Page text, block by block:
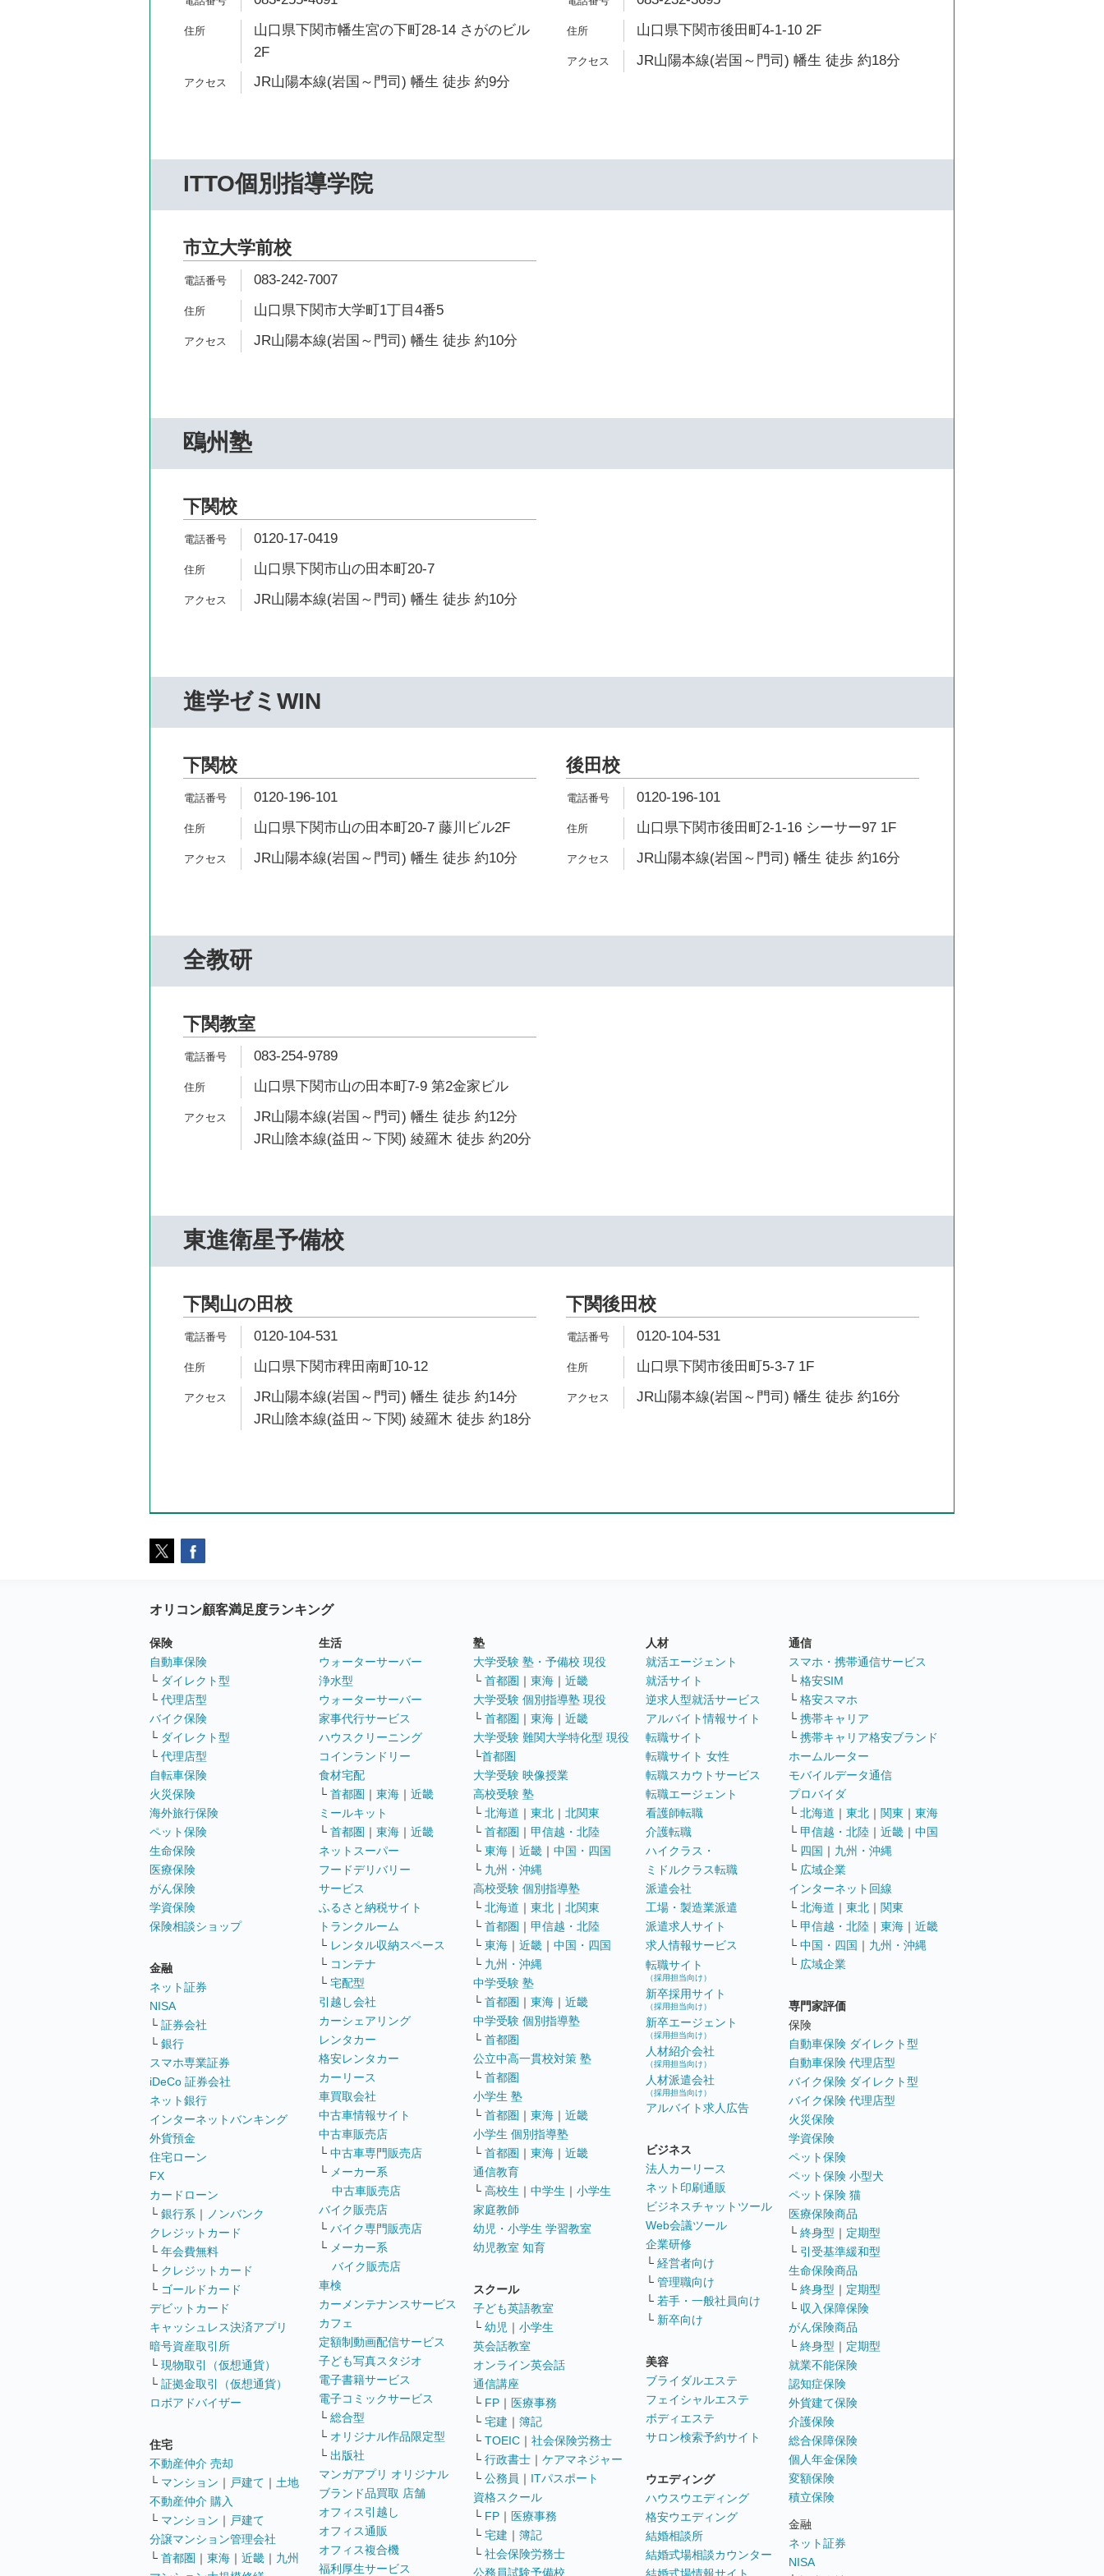
山口県下関市幡生宮の下町28-14 さがのビル
2F
JR山陽本線(岩国～門司) 幡生 徒歩 約9分
山口県下関市後田町4-1-10 2F
JR山陽本線(岩国～門司) 幡生 徒歩 約18分
ITTO個別指導学院
市立大学前校
083-242-7007
山口県下関市大学町1丁目4番5
JR山陽本線(岩国～門司) 幡生 徒歩 約10分
鴎州塾
下関校
0120-17-0419
山口県下関市山の田本町20-7
JR山陽本線(岩国～門司) 幡生 徒歩 約10分
進学ゼミWIN
下関校
0120-196-101
山口県下関市山の田本町20-7 藤川ビル2F
JR山陽本線(岩国～門司) 幡生 徒歩 約10分
後田校
0120-196-101
山口県下関市後田町2-1-16 シーサー97 1F
JR山陽本線(岩国～門司) 幡生 徒歩 約16分
全教研
下関教室
083-254-9789
山口県下関市山の田本町7-9 第2金家ビル
JR山陽本線(岩国～門司) 幡生 徒歩 約12分
JR山陰本線(益田～下関) 綾羅木 徒歩 約20分
東進衛星予備校
下関山の田校
0120-104-531
山口県下関市稗田南町10-12
JR山陽本線(岩国～門司) 幡生 徒歩 約14分
JR山陰本線(益田～下関) 綾羅木 徒歩 約18分
下関後田校
0120-104-531
山口県下関市後田町5-3-7 1F
JR山陽本線(岩国～門司) 幡生 徒歩 約16分
オリコン顧客満足度ランキング
保険
自動車保険
└ ダイレクト型
└ 代理店型
バイク保険
└ ダイレクト型
└ 代理店型
自転車保険
火災保険
海外旅行保険
ペット保険
生命保険
医療保険
がん保険
学資保険
保険相談ショップ
金融
ネット証券
NISA
└ 証券会社
└ 銀行
スマホ専業証券
iDeCo 証券会社
ネット銀行
インターネットバンキング
外貨預金
住宅ローン
FX
カードローン
└ 銀行系 ｜
ノンバンク
クレジットカード
└ 年会費無料
└ クレジットカード
└ ゴールドカード
デビットカード
キャッシュレス決済アプリ
暗号資産取引所
└ 現物取引（仮想通貨）
└ 証拠金取引（仮想通貨）
ロボアドバイザー
住宅
不動産仲介 売却
└ マンション ｜ 戸建て ｜ 土地
不動産仲介 購入
└ マンション ｜ 戸建て
分譲マンション管理会社
└ 首都圏 ｜ 東海 ｜ 近畿 ｜ 九州
生活
ウォーターサーバー
浄水型
ウォーターサーバー
家事代行サービス
ハウスクリーニング
コインランドリー
食材宅配
└ 首都圏 ｜ 東海 ｜ 近畿
ミールキット
└ 首都圏 ｜ 東海 ｜ 近畿
ネットスーパー
フードデリバリー
サービス
ふるさと納税サイト
トランクルーム
└ レンタル収納スペース
└ コンテナ
└ 宅配型
引越し会社
カーシェアリング
レンタカー
格安レンタカー
カーリース
車買取会社
中古車情報サイト
中古車販売店
└ 中古車専門販売店
└ メーカー系
中古車販売店
バイク販売店
└ バイク専門販売店
└ メーカー系
バイク販売店
車検
カーメンテナンスサービス
カフェ
定額制動画配信サービス
子ども写真スタジオ
電子書籍サービス
電子コミックサービス
└ 総合型
└ オリジナル作品限定型
└ 出版社
マンガアプリ オリジナル
ブランド品買取 店舗
オフィス引越し
オフィス通販
オフィス複合機
福利厚生サービス
塾
大学受験 塾・予備校 現役
└ 首都圏 ｜ 東海 ｜ 近畿
大学受験 個別指導塾 現役
└ 首都圏 ｜ 東海 ｜ 近畿
大学受験 難関大学特化型 現役
└首都圏
大学受験 映像授業
高校受験 塾
└ 北海道 ｜ 東北 ｜ 北関東
└ 首都圏 ｜ 甲信越・北陸
└ 東海 ｜ 近畿 ｜ 中国・四国
└ 九州・沖縄
高校受験 個別指導塾
└ 北海道 ｜ 東北 ｜ 北関東
└ 首都圏 ｜ 甲信越・北陸
└ 東海 ｜ 近畿 ｜ 中国・四国
└ 九州・沖縄
中学受験 塾
└ 首都圏 ｜ 東海 ｜ 近畿
中学受験 個別指導塾
└ 首都圏
公立中高一貫校対策 塾
└ 首都圏
小学生 塾
└ 首都圏 ｜ 東海 ｜ 近畿
小学生 個別指導塾
└ 首都圏 ｜ 東海 ｜ 近畿
通信教育
└ 高校生 ｜ 中学生 ｜ 小学生
家庭教師
幼児・小学生 学習教室
幼児教室 知育
スクール
子ども英語教室
└ 幼児 ｜ 小学生
英会話教室
オンライン英会話
通信講座
└ FP ｜ 医療事務
└ 宅建 ｜ 簿記
└ TOEIC ｜ 社会保険労務士
└ 行政書士 ｜ ケアマネジャー
└ 公務員 ｜ ITパスポート
資格スクール
└ FP ｜ 医療事務
└ 宅建 ｜ 簿記
└ 社会保険労務士
公務員試験予備校
人材
就活エージェント
就活サイト
逆求人型就活サービス
アルバイト情報サイト
転職サイト
転職サイト 女性
転職スカウトサービス
転職エージェント
看護師転職
介護転職
ハイクラス・
ミドルクラス転職
派遣会社
工場・製造業派遣
派遣求人サイト
求人情報サービス
転職サイト
（採用担当向け）
新卒採用サイト
（採用担当向け）
新卒エージェント
（採用担当向け）
人材紹介会社
（採用担当向け）
人材派遣会社
（採用担当向け）
アルバイト求人広告
ビジネス
法人カーリース
ネット印刷通販
ビジネスチャットツール
Web会議ツール
企業研修
└ 経営者向け
└ 管理職向け
└ 若手・一般社員向け
└ 新卒向け
美容
ブライダルエステ
フェイシャルエステ
ボディエステ
サロン検索予約サイト
ウエディング
ハウスウエディング
格安ウエディング
結婚相談所
結婚式場相談カウンター
通信
スマホ・携帯通信サービス
└ 格安SIM
└ 格安スマホ
└ 携帯キャリア
└ 携帯キャリア格安ブランド
ホームルーター
モバイルデータ通信
プロバイダ
└ 北海道 ｜ 東北 ｜ 関東 ｜ 東海
└ 甲信越・北陸 ｜ 近畿 ｜ 中国
└ 四国 ｜ 九州・沖縄
└ 広域企業
インターネット回線
└ 北海道 ｜ 東北 ｜ 関東
└ 甲信越・北陸 ｜ 東海 ｜ 近畿
└ 中国・四国 ｜ 九州・沖縄
└ 広域企業
専門家評価
保険
自動車保険 ダイレクト型
自動車保険 代理店型
バイク保険 ダイレクト型
バイク保険 代理店型
火災保険
学資保険
ペット保険
ペット保険 小型犬
ペット保険 猫
医療保険商品
└ 終身型 ｜ 定期型
└ 引受基準緩和型
生命保険商品
└ 終身型 ｜ 定期型
└ 収入保障保険
がん保険商品
└ 終身型 ｜ 定期型
就業不能保険
認知症保険
外貨建て保険
介護保険
総合保障保険
個人年金保険
変額保険
積立保険
金融
ネット証券
NISA